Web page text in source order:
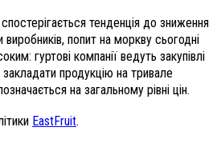
тенденція до зниження
попит на моркву сьогодні
гуртові компанії ведуть закупівлі
продукцію на тривале
на загальному рівні цін.
EastFruit.